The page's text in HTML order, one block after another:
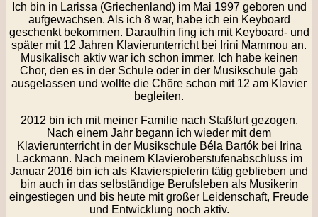
Ich bin in Larissa (Griechenland) im Mai 1997 geboren und
aufgewachsen. Als ich 8 war, habe ich ein Keyboard
geschenkt bekommen. Daraufhin fing ich mit Keyboard- und
später mit 12 Jahren Klavierunterricht bei Irini Mammou an.
Musikalisch aktiv war ich schon immer. Ich habe keinen
Chor, den es in der Schule oder in der Musikschule gab
ausgelassen und wollte die Chöre schon mit 12 am Klavier
begleiten.
2012 bin ich mit meiner Familie nach Staßfurt gezogen.
Nach einem Jahr begann ich wieder mit dem
Klavierunterricht in der Musikschule Béla Bartók bei Irina
Lackmann. Nach meinem Klavieroberstufenabschluss im
Januar 2016 bin ich als Klavierspielerin tätig geblieben und
bin auch in das selbständige Berufsleben als Musikerin
eingestiegen und bis heute mit großer Leidenschaft, Freude
und Entwicklung noch aktiv.